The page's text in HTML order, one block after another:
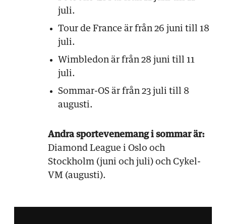
juli.
Tour de France är från 26 juni till 18
juli.
Wimbledon är från 28 juni till 11
juli.
Sommar-OS är från 23 juli till 8
augusti.
Andra sportevenemang i sommar är:
Diamond League i Oslo och
Stockholm (juni och juli) och Cykel-
VM (augusti).